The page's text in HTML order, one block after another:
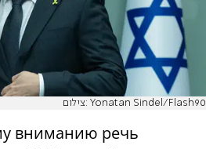
צילום: Yonatan Sindel/Flash90
вниманию речь